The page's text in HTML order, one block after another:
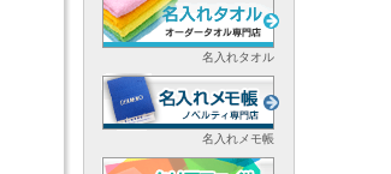
名入れタオル
名入れメモ帳